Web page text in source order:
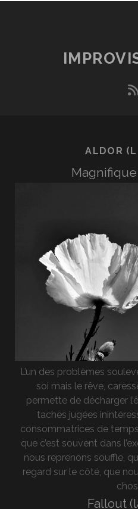
ALDOR
L’un des problèmes
soi mais le rêve,
permette de décharger
taches jugées
consommatrices de
que c’est souvent dans
nous reprenons souffle,
regard sur le côté, que
Fallout